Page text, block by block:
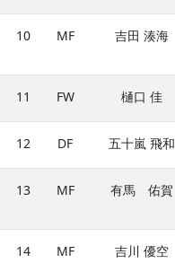
10 MF 吉田 湊海
11 FW 樋口 佳
12 DF 五十嵐 飛和
13 MF 有馬 佑賀
14 MF 吉川 優空